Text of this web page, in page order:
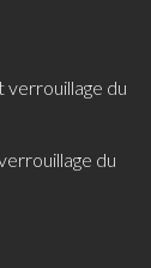
verrouillage du
du